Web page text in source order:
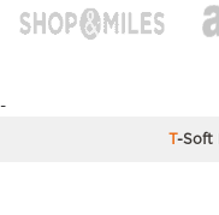
-
T-Soft